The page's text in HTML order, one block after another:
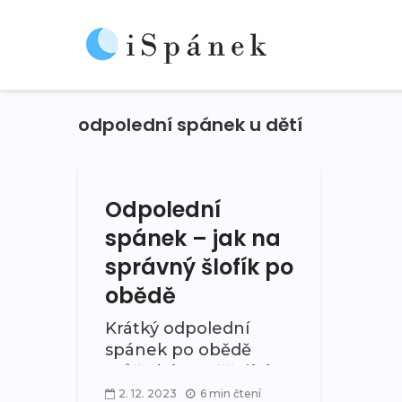
odpolední spánek u dětí
Odpolední
spánek – jak na
správný šlofík po
obědě
Krátký odpolední
spánek po obědě
může být osvěžující a
posilující, pokud je
2. 12. 2023 6 min čtení